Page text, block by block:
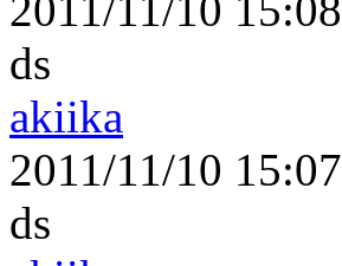
ds
akiika
2011/11/10 15:07
ds